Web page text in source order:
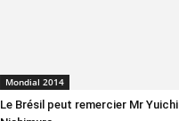
Mondial 2014
Le Brésil peut remercier Mr Yuichi